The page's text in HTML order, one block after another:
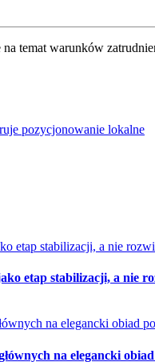
temat warunków
pozycjonowanie lokalne
etap stabilizacji, a nie
na elegancki